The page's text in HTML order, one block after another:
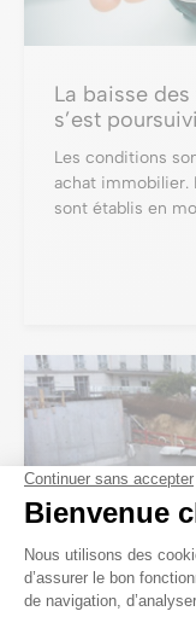
La baisse
s’est
Les conditions
achat immobilier.
sont établis en